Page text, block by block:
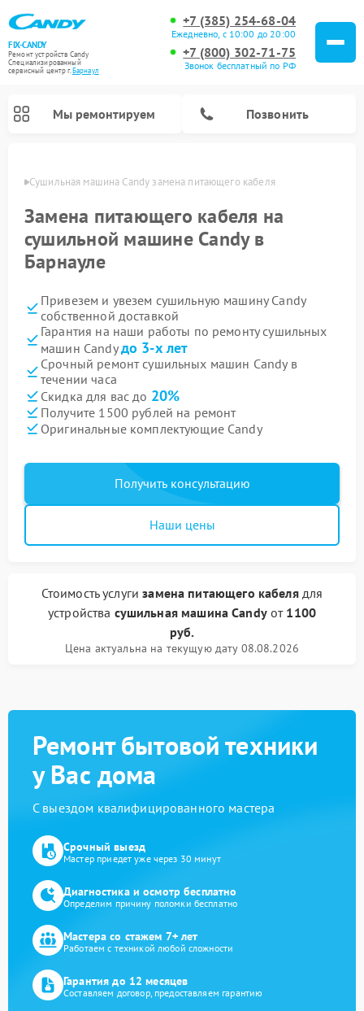
FIX-CANDY
Ремонт устройств Candy
Специализированный
cервисный центр г.Барнаул
+7 (385) 254-68-04
Ежедневно, с 10:00 до 20:00
+7 (800) 302-71-75
Звонок бесплатный по РФ
Мы ремонтируем Позвонить
Сушильная машина Candy замена питающего кабеля
Замена питающего кабеля на
сушильной машине Candy в
Барнауле
Привезем и увезем сушильную машину Candy
собственной доставкой
Гарантия на наши работы по ремонту сушильных
машин Candyдо 3-х лет
Срочный ремонт сушильных машин Candy в
течении часа
Скидка для вас до 20%
Получите 1500 рублей на ремонт
Оригинальные комплектующие Candy
Получить консультацию
Наши цены
Стоимость услугизамена питающего кабелядля
устройства сушильная машина Candyот 1100
руб.
Цена актуальна на текущую дату 08.08.2026
Ремонт бытовой техники
у Вас дома
С выездом квалифицированного мастера
Срочный выезд
Мастер приедет уже через 30 минут
Диагностика и осмотр бесплатно
Определим причину поломки бесплатно
Мастера со стажем 7+ лет
Работаем с техникой любой сложности
Гарантия до 12 месяцев
Составляем договор, предоставляем гарантию